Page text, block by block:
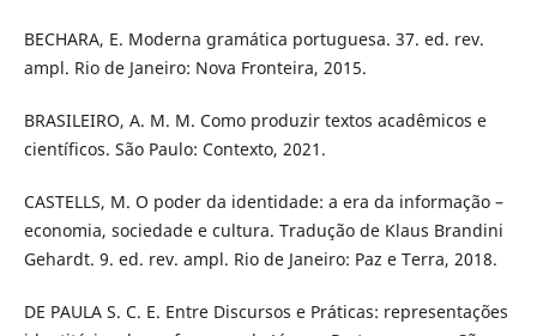
BECHARA, E. Moderna gramática portuguesa. 37. ed. rev.
ampl. Rio de Janeiro: Nova Fronteira, 2015.
BRASILEIRO, A. M. M. Como produzir textos acadêmicos e
científicos. São Paulo: Contexto, 2021.
CASTELLS, M. O poder da identidade: a era da informação –
economia, sociedade e cultura. Tradução de Klaus Brandini
Gehardt. 9. ed. rev. ampl. Rio de Janeiro: Paz e Terra, 2018.
DE PAULA S. C. E. Entre Discursos e Práticas: representações